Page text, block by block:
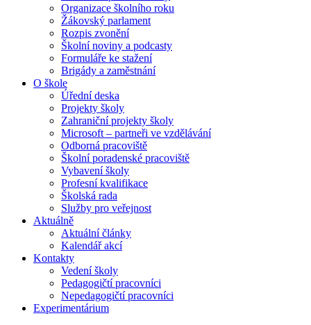
Organizace školního roku
Žákovský parlament
Rozpis zvonění
Školní noviny a podcasty
Formuláře ke stažení
Brigády a zaměstnání
O škole
Úřední deska
Projekty školy
Zahraniční projekty školy
Microsoft – partneři ve vzdělávání
Odborná pracoviště
Školní poradenské pracoviště
Vybavení školy
Profesní kvalifikace
Školská rada
Služby pro veřejnost
Aktuálně
Aktuální články
Kalendář akcí
Kontakty
Vedení školy
Pedagogičtí pracovníci
Nepedagogičtí pracovníci
Experimentárium